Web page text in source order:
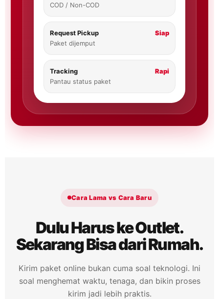
COD / Non-COD
Request Pickup
Paket dijemput
Siap
Tracking
Pantau status paket
Rapi
Cara Lama vs Cara Baru
Dulu Harus ke Outlet.
Sekarang Bisa dari Rumah.
Kirim paket online bukan cuma soal teknologi. Ini
soal menghemat waktu, tenaga, dan bikin proses
kirim jadi lebih praktis.